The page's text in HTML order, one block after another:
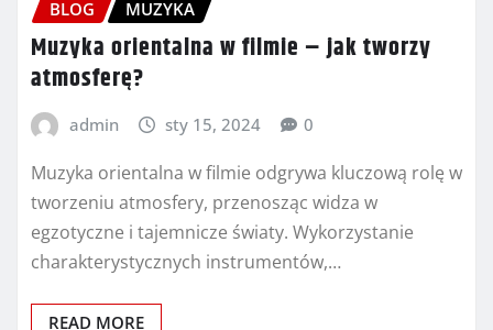
BLOG MUZYKA
Muzyka orientalna w filmie – jak tworzy
atmosferę?
admin sty 15, 2024 0
Muzyka orientalna w filmie odgrywa kluczową rolę w
tworzeniu atmosfery, przenosząc widza w
egzotyczne i tajemnicze światy. Wykorzystanie
charakterystycznych instrumentów,…
READ MORE